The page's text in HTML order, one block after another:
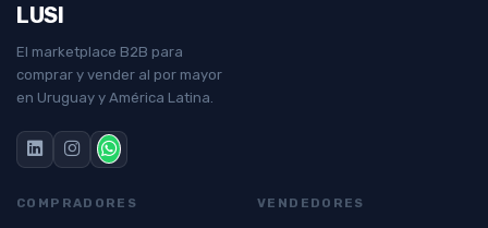
LUSI
El marketplace B2B para
comprar y vender al por mayor
en Uruguay y América Latina.
COMPRADORES VENDEDORES